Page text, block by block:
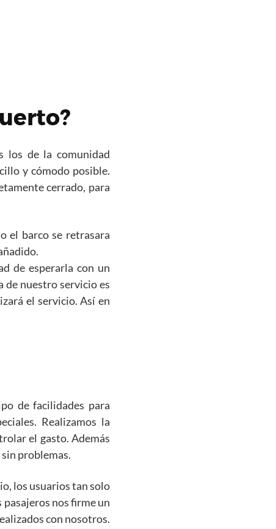
los de la comunidad
y cómodo posible.
cerrado, para
el barco se retrasara
de esperarla con un
de nuestro servicio es
el servicio. Así en
de facilidades para
Realizamos la
el gasto. Además
problemas.
los usuarios tan solo
nos firme un
con nosotros.